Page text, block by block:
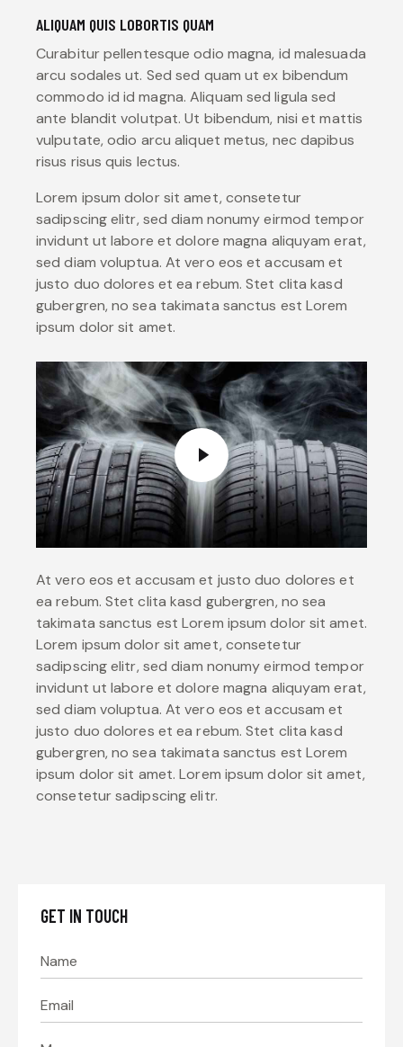
ALIQUAM QUIS LOBORTIS QUAM
Curabitur pellentesque odio magna, id malesuada
arcu sodales ut. Sed sed quam ut ex bibendum
commodo id id magna. Aliquam sed ligula sed
ante blandit volutpat. Ut bibendum, nisi et mattis
vulputate, odio arcu aliquet metus, nec dapibus
risus risus quis lectus.
Lorem ipsum dolor sit amet, consetetur
sadipscing elitr, sed diam nonumy eirmod tempor
invidunt ut labore et dolore magna aliquyam erat,
sed diam voluptua. At vero eos et accusam et
justo duo dolores et ea rebum. Stet clita kasd
gubergren, no sea takimata sanctus est Lorem
ipsum dolor sit amet.
At vero eos et accusam et justo duo dolores et
ea rebum. Stet clita kasd gubergren, no sea
takimata sanctus est Lorem ipsum dolor sit amet.
Lorem ipsum dolor sit amet, consetetur
sadipscing elitr, sed diam nonumy eirmod tempor
invidunt ut labore et dolore magna aliquyam erat,
sed diam voluptua. At vero eos et accusam et
justo duo dolores et ea rebum. Stet clita kasd
gubergren, no sea takimata sanctus est Lorem
ipsum dolor sit amet. Lorem ipsum dolor sit amet,
consetetur sadipscing elitr.
GET IN TOUCH